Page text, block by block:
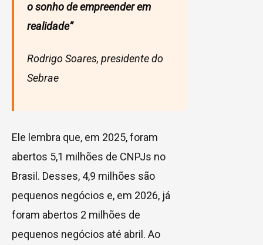
o sonho de empreender em
realidade”
Rodrigo Soares, presidente do
Sebrae
Ele lembra que, em 2025, foram
abertos 5,1 milhões de CNPJs no
Brasil. Desses, 4,9 milhões são
pequenos negócios e, em 2026, já
foram abertos 2 milhões de
pequenos negócios até abril. Ao